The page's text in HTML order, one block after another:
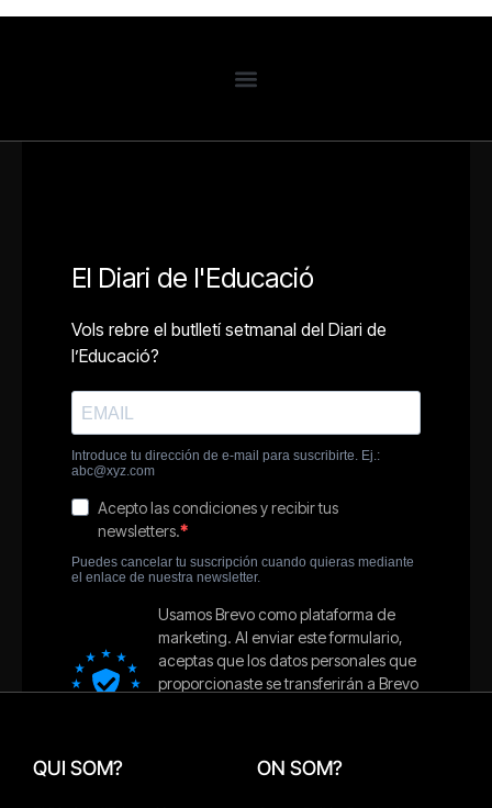
QUI SOM? ON SOM?